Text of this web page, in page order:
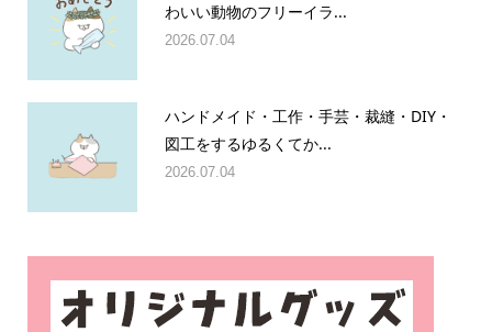
わいい動物のフリーイラ...
2026.07.04
ハンドメイド・工作・手芸・裁縫・DIY・
図工をするゆるくてか...
2026.07.04